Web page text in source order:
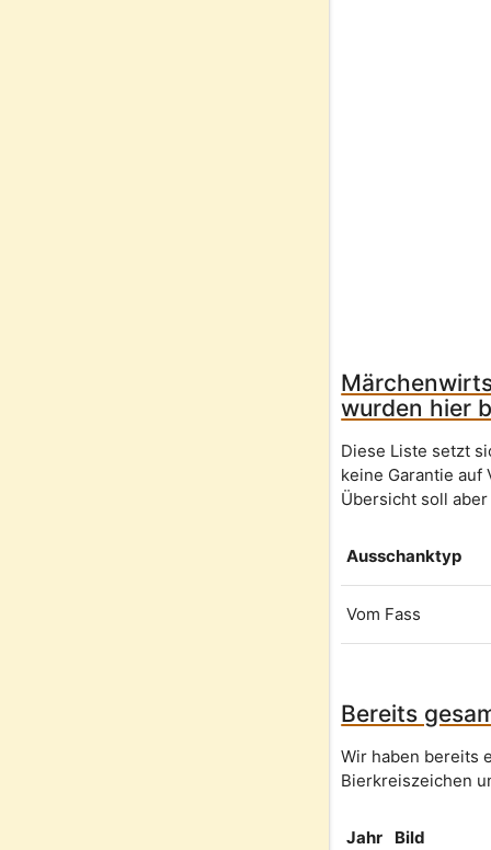
wurden hier
Diese Liste setzt
keine Garantie
Übersicht soll
Ausschanktyp
Vom Fass
Bereits
Wir haben bereits
Bierkreiszeichen
Jahr Bild